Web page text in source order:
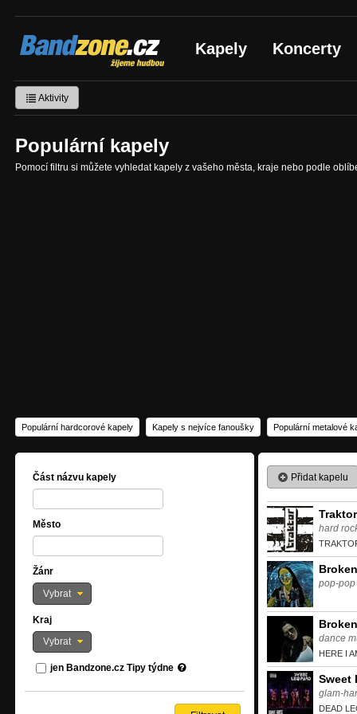
Bandzone.cz
žijeme hudbou Kapely Koncerty
Aktivity
Populární kapely
Pomocí filtru si můžete vyhledat kapely z vašeho města, kraje nebo podle
Populární hardcorové kapely Kapely s nejvíce fanoušky Populární metalové
Část názvu kapely
Město
Žánr
Vybrat
Kraj
Vybrat
jen Bandzone.cz Tipy týdne
Přidat kapelu
Traktor
hard
pop-pop
dance
HERE I
Sweet
glam-
DEAD